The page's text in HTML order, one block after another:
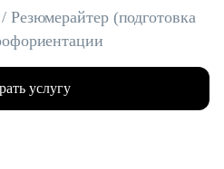
Резюмерайтер (подготовка
услугу